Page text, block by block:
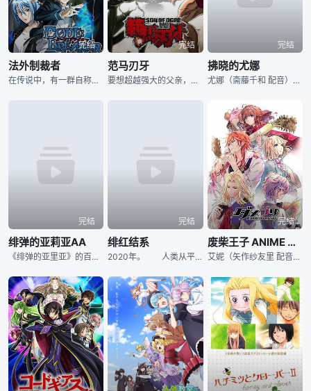
完结
法外制裁者
在传说中，有一群自称为“CODE BREAKER”的超能力者，在偌大的都市里，他们运用着自己的能力，对那些钻了法律空子的罪人们进行法外的制裁。有人说他们是行侠仗义的正义伙伴，有人说他们是穷凶极恶的
完结
范马刃牙
要想超越强大的父亲，刃牙可还得精进技巧。为此他踏进亚利桑那州立监狱，与恶名昭彰的囚犯「关不住的男人」一较高下。 9 月 30 日首播，Netflix 独家
完结
拂晓的尤娜
尤娜（斋藤千和 配音）是高华国的公主，从小生活在父亲的精心呵护之下，尤娜的性格单纯而又善良。尤娜一直暗恋着堂兄苏芳（小林裕介 配音），苏芳亦对尤娜爱护有加，然而，尤娜的父亲伊尔（赤城进 配音）却十
完结
绯弹的亚莉亚AA
《绯弹的亚里亚》的百合版番外。主角是亚里亚和一个仰慕亚里亚的武侦一年级学妹间宫明里。
完结
绯红结系
2020年。 人类从平流层下降 被怪异的生命体·怪异所威胁。 为了讨伐怪异而组织起来的是怪伐军。 那个将脑内的视觉系统具体化 拥有“超脑力”的人的集团。 完成入伍的Yite和kazan
完结
废柴王子 ANIME CARAVAN
艾妮（矢作纱友里 配音）是出生在弱小又贫困的国家伊纳科的公主。为了保护自己的祖国不被强大的别国侵犯剥削，艾妮决定前往塞连法连，在那里和军事国家米历德尼亚以及宗教国家塞连法连签订和平条约。 本以为